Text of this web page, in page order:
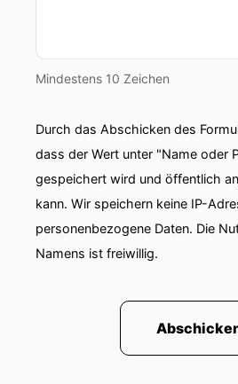
Mindestens 10 Zeichen
Durch das Abschicken des
dass der Wert unter "Name oder
gespeichert wird und öffentlich
kann. Wir speichern keine IP-
personenbezogene Daten. Die
Namens ist freiwillig.